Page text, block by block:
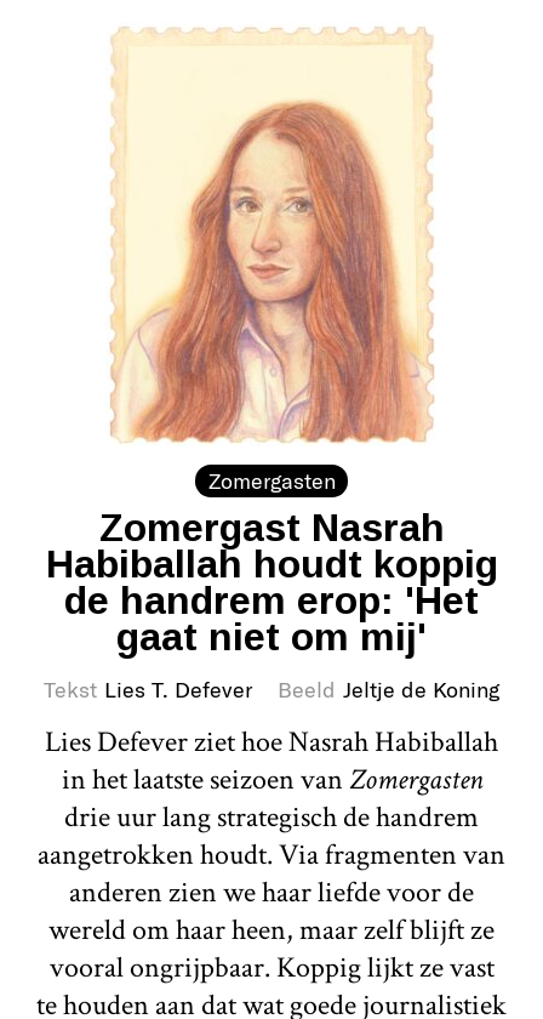
Zomergasten
Zomergast Nasrah
Habiballah houdt koppig
de handrem erop: 'Het
gaat niet om mij'
Tekst Lies T. Defever Beeld Jeltje de Koning
Lies Defever ziet hoe Nasrah Habiballah
in het laatste seizoen vanZomergasten
drie uur lang strategisch de handrem
aangetrokken houdt. Via fragmenten van
anderen zien we haar liefde voor de
wereld om haar heen, maar zelf blijft ze
vooral ongrijpbaar. Koppig lijkt ze vast
te houden aan dat wat goede journalistiek